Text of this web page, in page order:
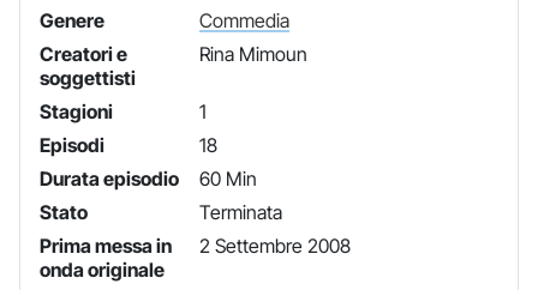
Genere
Commedia
Creatori e
soggettisti
Rina Mimoun
Stagioni
1
Episodi
18
Durata episodio
60 Min
Stato
Terminata
Prima messa in
onda originale
2 Settembre 2008